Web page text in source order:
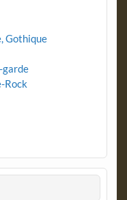
Gothique
garde
Rock